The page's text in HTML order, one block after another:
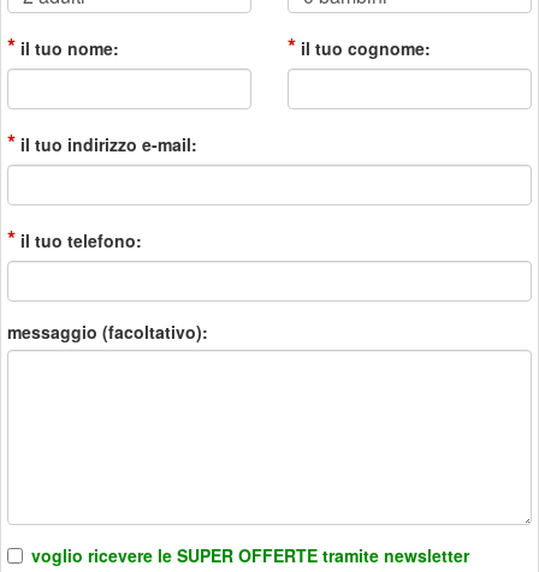
* il tuo nome: * il tuo cognome:
* il tuo indirizzo e-mail:
* il tuo telefono:
messaggio (facoltativo):
voglio ricevere le SUPER OFFERTE tramite newsletter